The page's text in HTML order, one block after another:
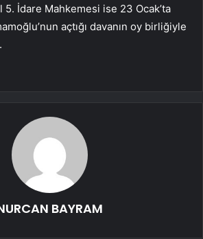
İdare Mahkemesi ise 23 Ocak’ta
açtığı davanın oy birliğiyle
BAYRAM